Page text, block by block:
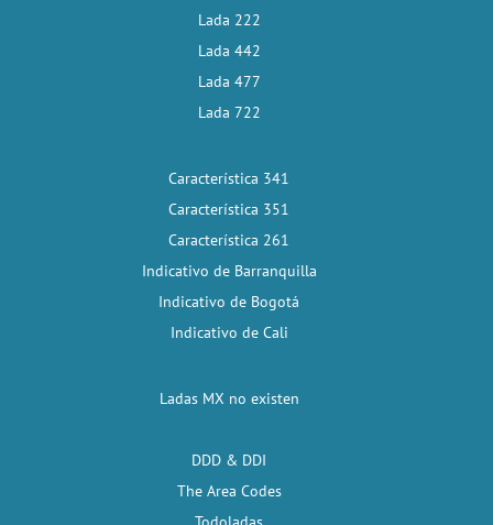
Lada 222
Lada 442
Lada 477
Lada 722
Característica 341
Característica 351
Característica 261
Indicativo de Barranquilla
Indicativo de Bogotá
Indicativo de Cali
Ladas MX no existen
DDD & DDI
The Area Codes